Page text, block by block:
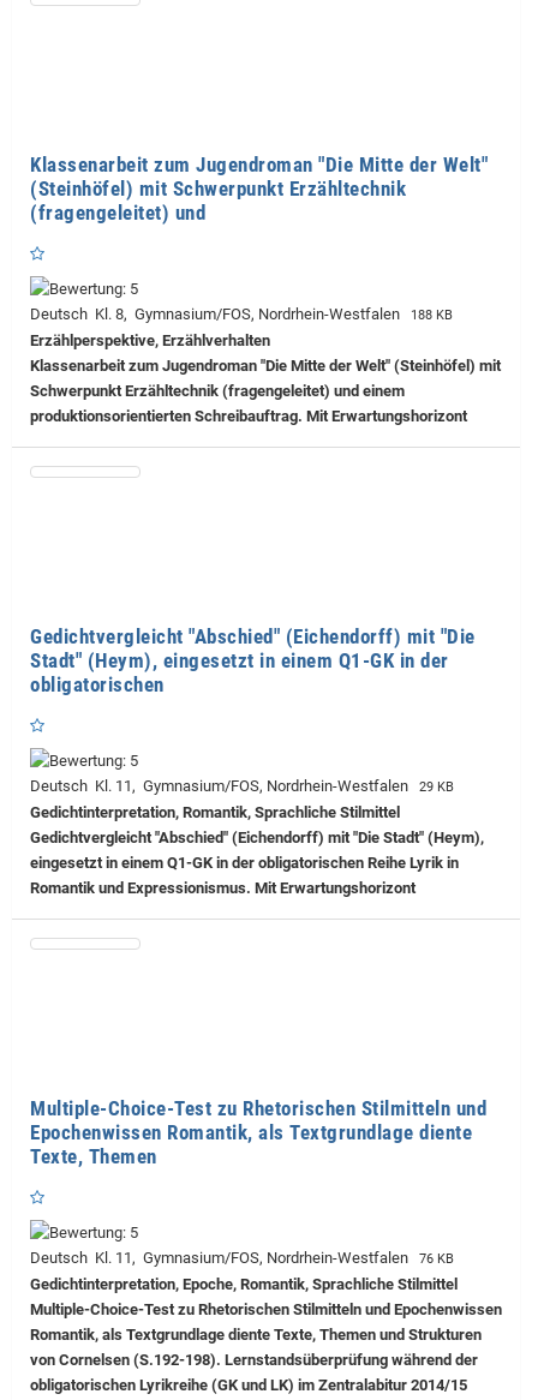
Klassenarbeit zum Jugendroman "Die Mitte der Welt"
(Steinhöfel) mit Schwerpunkt Erzähltechnik
(fragengeleitet) und
Deutsch Kl. 8, Gymnasium/FOS, Nordrhein-Westfalen 188 KB
Erzählperspektive, Erzählverhalten
Klassenarbeit zum Jugendroman "Die Mitte der Welt" (Steinhöfel) mit
Schwerpunkt Erzähltechnik (fragengeleitet) und einem
produktionsorientierten Schreibauftrag. Mit Erwartungshorizont
Gedichtvergleicht "Abschied" (Eichendorff) mit "Die
Stadt" (Heym), eingesetzt in einem Q1-GK in der
obligatorischen
Deutsch Kl. 11, Gymnasium/FOS, Nordrhein-Westfalen 29 KB
Gedichtinterpretation, Romantik, Sprachliche Stilmittel
Gedichtvergleicht "Abschied" (Eichendorff) mit "Die Stadt" (Heym),
eingesetzt in einem Q1-GK in der obligatorischen Reihe Lyrik in
Romantik und Expressionismus. Mit Erwartungshorizont
Multiple-Choice-Test zu Rhetorischen Stilmitteln und
Epochenwissen Romantik, als Textgrundlage diente
Texte, Themen
Deutsch Kl. 11, Gymnasium/FOS, Nordrhein-Westfalen 76 KB
Gedichtinterpretation, Epoche, Romantik, Sprachliche Stilmittel
Multiple-Choice-Test zu Rhetorischen Stilmitteln und Epochenwissen
Romantik, als Textgrundlage diente Texte, Themen und Strukturen
von Cornelsen (S.192-198). Lernstandsüberprüfung während der
obligatorischen Lyrikreihe (GK und LK) im Zentralabitur 2014/15